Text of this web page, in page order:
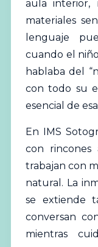
aula interior,
materiales
lenguaje
cuando el
hablaba del
con todo su
esencial de
En IMS
con
trabajan con
natural. La
se extiende
conversan
mientras